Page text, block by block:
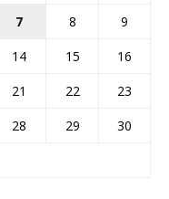
7 8
9
14 15
16
21 22
23
28 29
30